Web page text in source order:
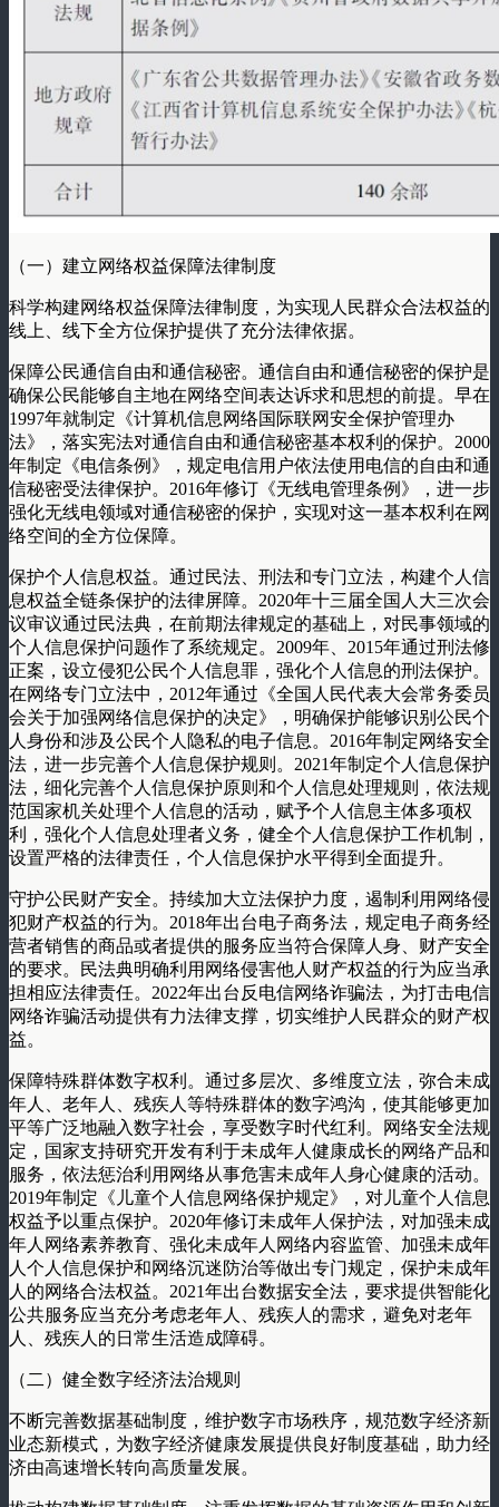
（一）建立网络权益保障法律制度
科学构建网络权益保障法律制度，为实现人民群众合法权益的
线上、线下全方位保护提供了充分法律依据。
保障公民通信自由和通信秘密。通信自由和通信秘密的保护是
确保公民能够自主地在网络空间表达诉求和思想的前提。早在
1997年就制定《计算机信息网络国际联网安全保护管理办
法》，落实宪法对通信自由和通信秘密基本权利的保护。2000
年制定《电信条例》，规定电信用户依法使用电信的自由和通
信秘密受法律保护。2016年修订《无线电管理条例》，进一步
强化无线电领域对通信秘密的保护，实现对这一基本权利在网
络空间的全方位保障。
保护个人信息权益。通过民法、刑法和专门立法，构建个人信
息权益全链条保护的法律屏障。2020年十三届全国人大三次会
议审议通过民法典，在前期法律规定的基础上，对民事领域的
个人信息保护问题作了系统规定。2009年、2015年通过刑法修
正案，设立侵犯公民个人信息罪，强化个人信息的刑法保护。
在网络专门立法中，2012年通过《全国人民代表大会常务委员
会关于加强网络信息保护的决定》，明确保护能够识别公民个
人身份和涉及公民个人隐私的电子信息。2016年制定网络安全
法，进一步完善个人信息保护规则。2021年制定个人信息保护
法，细化完善个人信息保护原则和个人信息处理规则，依法规
范国家机关处理个人信息的活动，赋予个人信息主体多项权
利，强化个人信息处理者义务，健全个人信息保护工作机制，
设置严格的法律责任，个人信息保护水平得到全面提升。
守护公民财产安全。持续加大立法保护力度，遏制利用网络侵
犯财产权益的行为。2018年出台电子商务法，规定电子商务经
营者销售的商品或者提供的服务应当符合保障人身、财产安全
的要求。民法典明确利用网络侵害他人财产权益的行为应当承
担相应法律责任。2022年出台反电信网络诈骗法，为打击电信
网络诈骗活动提供有力法律支撑，切实维护人民群众的财产权
益。
保障特殊群体数字权利。通过多层次、多维度立法，弥合未成
年人、老年人、残疾人等特殊群体的数字鸿沟，使其能够更加
平等广泛地融入数字社会，享受数字时代红利。网络安全法规
定，国家支持研究开发有利于未成年人健康成长的网络产品和
服务，依法惩治利用网络从事危害未成年人身心健康的活动。
2019年制定《儿童个人信息网络保护规定》，对儿童个人信息
权益予以重点保护。2020年修订未成年人保护法，对加强未成
年人网络素养教育、强化未成年人网络内容监管、加强未成年
人个人信息保护和网络沉迷防治等做出专门规定，保护未成年
人的网络合法权益。2021年出台数据安全法，要求提供智能化
公共服务应当充分考虑老年人、残疾人的需求，避免对老年
人、残疾人的日常生活造成障碍。
（二）健全数字经济法治规则
不断完善数据基础制度，维护数字市场秩序，规范数字经济新
业态新模式，为数字经济健康发展提供良好制度基础，助力经
济由高速增长转向高质量发展。